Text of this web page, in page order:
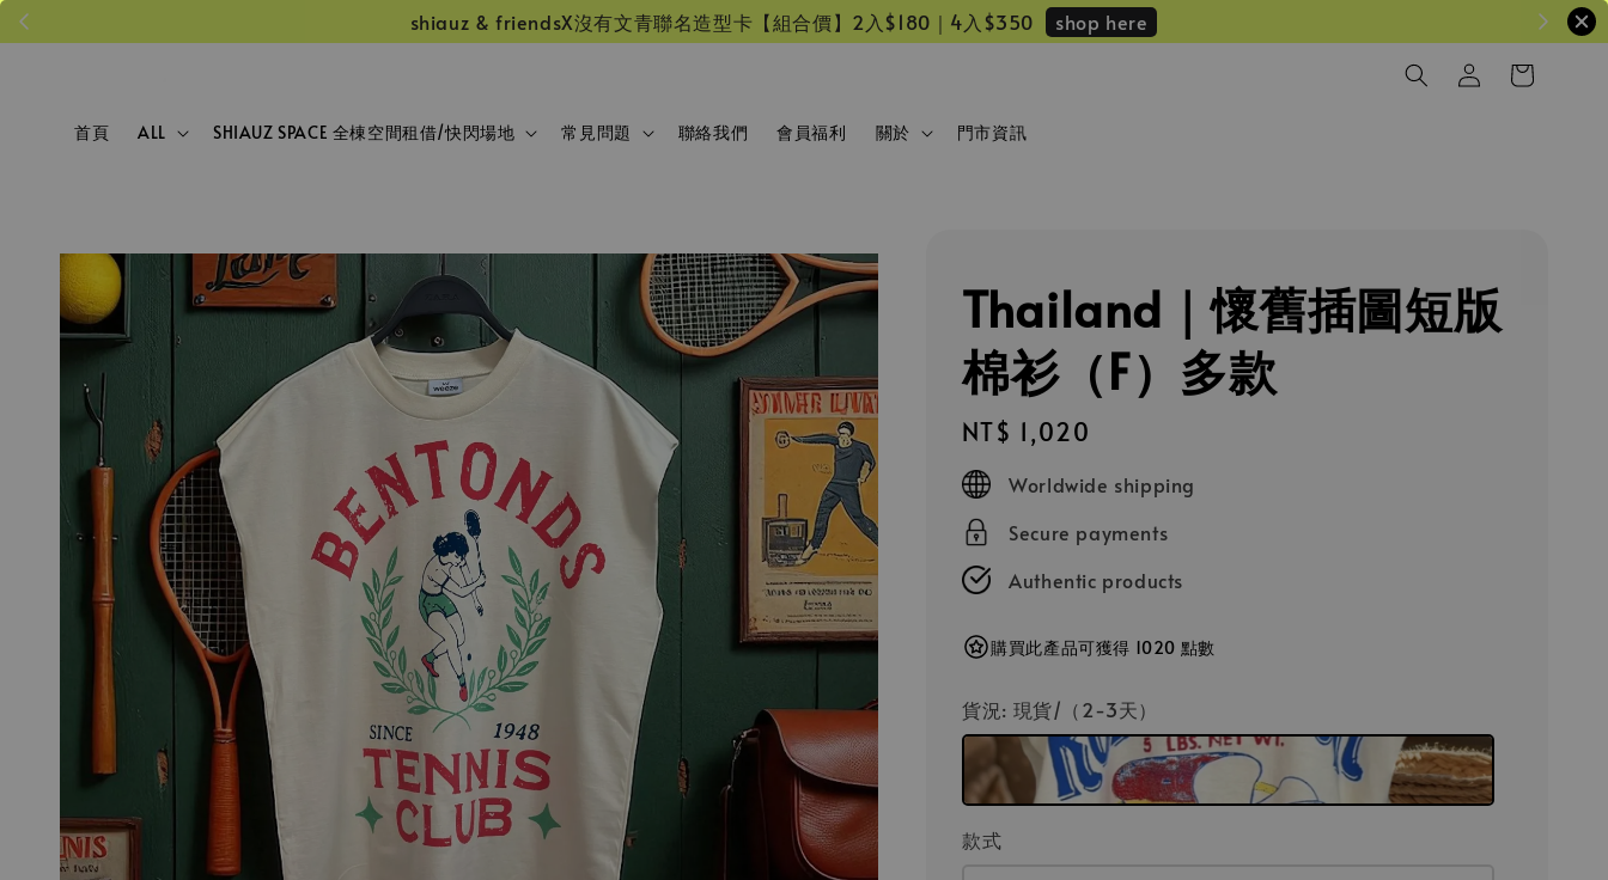
shiauz & friendsX沒有文青聯名造型卡【組合價】2入$180｜4入$350 shop here
首頁 ALL SHIAUZ SPACE 全棟空間租借/快閃場地 常見問題 聯絡我們 會員福利 關於 門市資訊
Thailand｜懷舊插圖短版
棉衫（F）多款
Regular
price
NT$ 1,020
Worldwide shipping
Secure payments
Authentic products
購買此產品可獲得 1020 點數
貨況: 現貨/（2-3天）
款式